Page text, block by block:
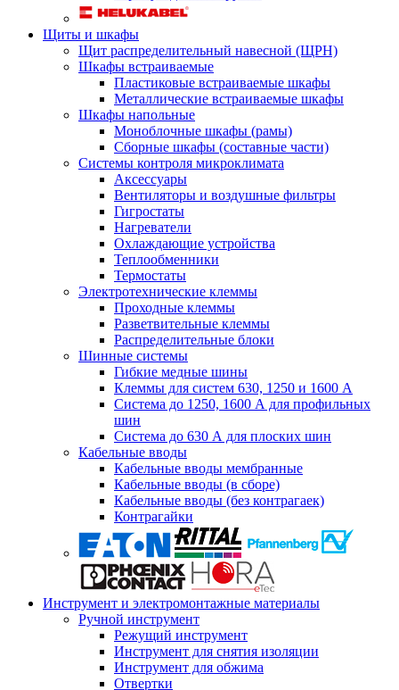
Щиты и шкафы
Щит распределительный навесной (ЩРН)
Шкафы встраиваемые
Пластиковые встраиваемые шкафы
Металлические встраиваемые шкафы
Шкафы напольные
Моноблочные шкафы (рамы)
Сборные шкафы (составные части)
Системы контроля микроклимата
Аксессуары
Вентиляторы и воздушные фильтры
Гигростаты
Нагреватели
Охлаждающие устройства
Теплообменники
Термостаты
Электротехнические клеммы
Проходные клеммы
Разветвительные клеммы
Распределительные блоки
Шинные системы
Гибкие медные шины
Клеммы для систем 630, 1250 и 1600 А
Система до 1250, 1600 А для профильных
шин
Система до 630 А для плоских шин
Кабельные вводы
Кабельные вводы мембранные
Кабельные вводы (в сборе)
Кабельные вводы (без контрагаек)
Контрагайки
Инструмент и электромонтажные материалы
Ручной инструмент
Режущий инструмент
Инструмент для снятия изоляции
Инструмент для обжима
Отвертки